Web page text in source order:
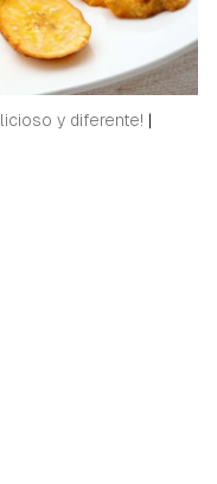
y diferente! |